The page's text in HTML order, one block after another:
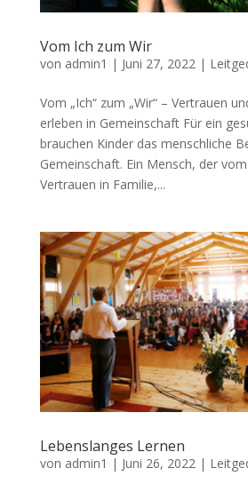
Vom Ich zum Wir
von admin1 | Juni 27, 2022|
Vom „Ich“ zum „Wir“ – Vertrauen
erleben in Gemeinschaft Für ein
brauchen Kinder das menschliche
Gemeinschaft. Ein Mensch, der
Vertrauen in Familie,...
Lebenslanges Lernen
von admin1 | Juni 26, 2022|